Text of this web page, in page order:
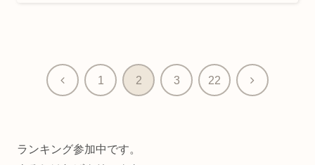
前 1 2 3 22 次
ランキング参加中です。